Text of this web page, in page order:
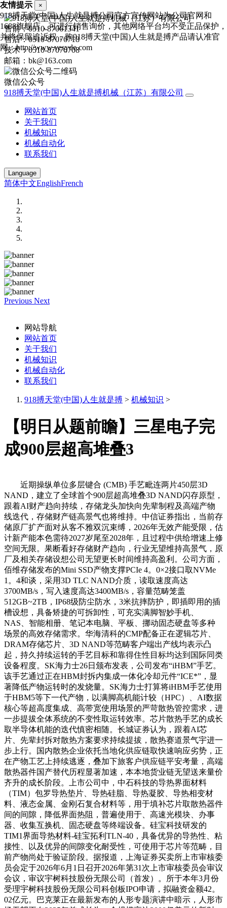
售前：0510-87061341
售后：0510-87076718
技术：0510-87076708
邮箱：bk@163.com
微信公众号
918搏天堂(中国)人生就是搏机械（江苏）有限公司
网站首页
关于我们
机械知识
机械自动化
联系我们
Language
简体中文EnglishFrench
Previous Next
网站导航
网站首页
关于我们
机械知识
机械自动化
联系我们
918搏天堂(中国)人生就是搏 > 机械知识 >
【明日从题前瞻】三星电子完
成900层超高堆叠3
近期操纵单位多层键合 (CMB) 手艺毗连两片450层3D
NAND，建立了全球首个900层超高堆叠3D NAND闪存原型，
跟着AI财产趋向持续，存储龙头加快向先辈制程及高端产物
线迭代，存储财产链高景气也将维持。中信证券指出，当前存
储原厂扩产面对从客不雅双沉束缚，2026年无效产能受限，估
计新产能本色需待2027岁尾至2028年，且过程中供给增速上修
空间无限。果断看好存储财产趋向，行业无望维持高景气，原
厂及相关存储设想公司无望更长时间维持高盈利。公司方面，
佰维存储发布的Mini SSD产物支撑PCIe 4。0×2接口取NVMe
1。4和谈，采用3D TLC NAND介质，读取速度高达
3700MB/s，写入速度高达3400MB/s，容量范畴笼盖
512GB~2TB，IP68级防尘防水，3米抗摔防护，即插即用的插
槽设想，具备矫捷的可拆卸性，可充实满脚智妙手机、
NAS、智能相册、笔记本电脑、平板、挪动固态硬盘等多种
场景的高效存储需求。华海清科的CMP配备正在逻辑芯片、
DRAM存储芯片、3D NAND等范畴客户端出产线均表示凸
起，持久持续运转的手艺目标和靠得住性目标均达到国际同类
设备程度。SK海力士26日颁布发表，公司发布“iHBM”手艺。
该手艺通过正在HBM封拆内集成一体化冷却元件“ICE*”，显
著降低产物运转时的发烧量。SK海力士打算将iHBM手艺使用
于HBM5等下一代产物，以满脚高机能计较（HPC）、AI数据
核心等超高度集成、高带宽使用场景的严苛散热管控需求，进
一步提拔全体系统的不变性取运转效率。芯片散热手艺的成长
取半导体机能的迭代慎密相随。长城证券认为，跟着AI芯
片、先辈封拆对散热方案要求持续提拔，散热赛道景气宇进一
步上行。国内散热企业依托当地化供应链取快速响应劣势，正
在产物工艺上持续逃逐，叠加下旅客户供应链平安考量，高端
散热器件国产替代历程显著加速，本本地货业链无望送来量价
齐升的成长阶段。上市公司中，中石科技的导热界面材料
（TIM）包罗导热垫片、导热硅脂、导热凝胶、导热相变材
料、液态金属、金刚石复合材料等，用于填补芯片取散热器件
间的间隙，降低界面热阻，普遍使用于、高速光模块、办事
器、收集互换机、固态硬盘等终端设备。硅宝科技研发的
TIM1界面导热材料-硅宝拓利TLN-40，具备优异的导热性、粘
接性、以及优异的间隙变化耐受性，可使用于芯片等范畴，目
前产物尚处于验证阶段。据报道，上海证券买卖所上市审核委
员会定于2026年6月1日召开2026年第31次上市审核委员会审议
会议，审议宇树科技股份无限公司（首发）。所于本年3月份
受理宇树科技股份无限公司科创板IPO申请，拟融资金额42。
02亿元。巴克莱正在最新发布的人形专题演讲中暗示，人形市
友情提示 ×
918搏天堂(中国)人生就是搏公司官方宣传网站为公司官网和
1688旗舰店，可进行销售询价，其他网络平台均不受正品保护，
并将保留追诉权，购918搏天堂(中国)人生就是搏产品请认准官
网：http://www.vesyde.com